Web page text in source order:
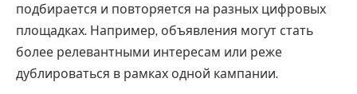
подбирается и повторяется на разных цифровых
площадках. Например, объявления могут стать
более релевантными интересам или реже
дублироваться в рамках одной кампании.